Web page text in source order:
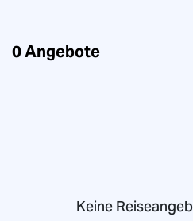
0Angebote
Keine